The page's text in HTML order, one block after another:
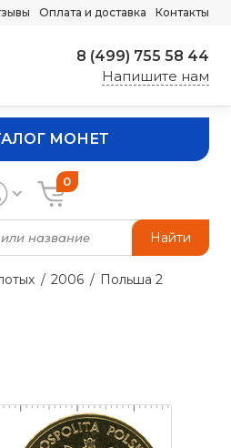
Оплата и доставка Контакты
8 (499) 755 58 44
Напишите нам
МОНЕТ
Найти
0
2006
Польша 2